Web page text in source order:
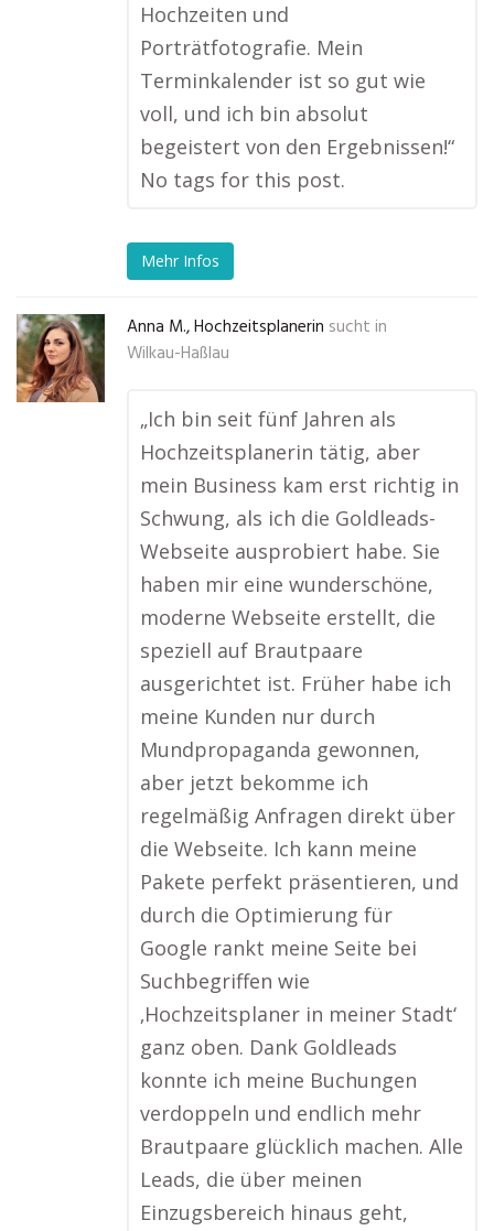
Hochzeiten und
Porträtfotografie. Mein
Terminkalender ist so gut wie
voll, und ich bin absolut
begeistert von den Ergebnissen!“
No tags for this post.
Mehr Infos
Anna M., Hochzeitsplanerin sucht in
Wilkau-Haßlau
„Ich bin seit fünf Jahren als
Hochzeitsplanerin tätig, aber
mein Business kam erst richtig in
Schwung, als ich die Goldleads-
Webseite ausprobiert habe. Sie
haben mir eine wunderschöne,
moderne Webseite erstellt, die
speziell auf Brautpaare
ausgerichtet ist. Früher habe ich
meine Kunden nur durch
Mundpropaganda gewonnen,
aber jetzt bekomme ich
regelmäßig Anfragen direkt über
die Webseite. Ich kann meine
Pakete perfekt präsentieren, und
durch die Optimierung für
Google rankt meine Seite bei
Suchbegriffen wie
‚Hochzeitsplaner in meiner Stadt‘
ganz oben. Dank Goldleads
konnte ich meine Buchungen
verdoppeln und endlich mehr
Brautpaare glücklich machen. Alle
Leads, die über meinen
Einzugsbereich hinaus geht,